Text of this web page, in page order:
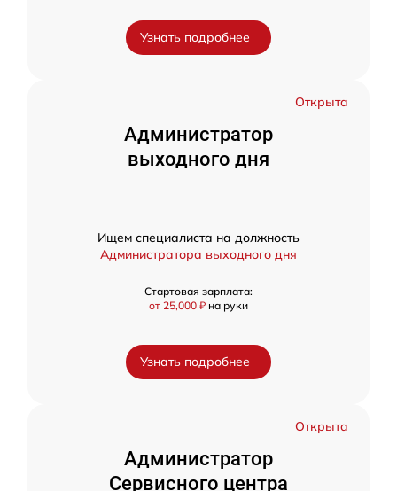
Узнать подробнее
Открыта
Администратор
выходного дня
Ищем специалиста на должность
Администратора выходного дня
Стартовая зарплата:
от 25,000 ₽ на руки
Узнать подробнее
Открыта
Администратор
Сервисного центра